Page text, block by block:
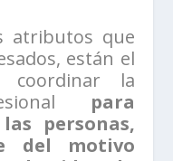
atributos que
están el
coordinar la
para
personas,
del motivo